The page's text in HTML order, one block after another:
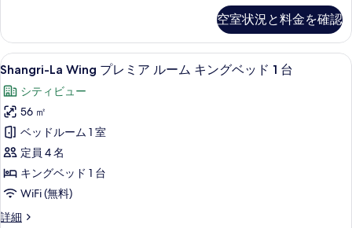
べ
て
の
写
真
を
表
示
す
る
Club
Room,
2
Beds
の
詳
細
空室状況と料金を確認
Shangri-
La
Wing
プ
レ
ミ
ア
ル
ー
ミニバー、セーフティボックス (室
7
Shangri-La Wing プレミア ルーム キングベッド 1 台
シティビュー
56 ㎡
ベッドルーム 1 室
定員 4 名
キングベッド 1 台
WiFi (無料)
詳細
Shangri-